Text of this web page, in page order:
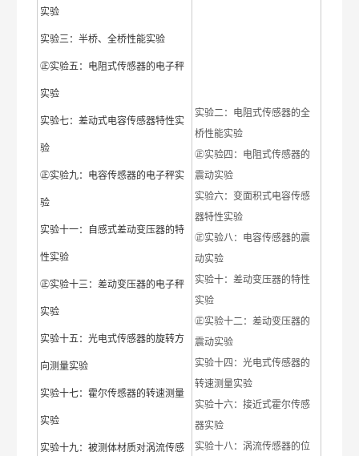
实验
实验三：半桥、全桥性能实验
㊣实验五：电阻式传感器的电子秤
实验
实验七：差动式电容传感器特性实
验
㊣实验九：电容传感器的电子秤实
验
实验十一：自感式差动变压器的特
性实验
㊣实验十三：差动变压器的电子秤
实验
实验十五：光电式传感器的旋转方
向测量实验
实验十七：霍尔传感器的转速测量
实验
实验十九：被测体材质对涡流传感
实验二：电阻式传感器的全
桥性能实验
㊣实验四：电阻式传感器的
震动实验
实验六：变面积式电容传感
器特性实验
㊣实验八：电容传感器的震
动实验
实验十：差动变压器的特性
实验
㊣实验十二：差动变压器的
震动实验
实验十四：光电式传感器的
转速测量实验
实验十六：接近式霍尔传感
器实验
实验十八：涡流传感器的位